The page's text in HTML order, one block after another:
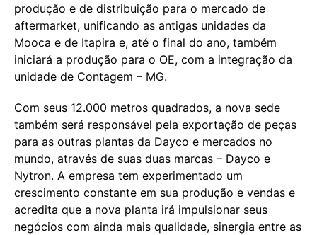
produção e de distribuição para o mercado de
aftermarket, unificando as antigas unidades da
Mooca e de Itapira e, até o final do ano, também
iniciará a produção para o OE, com a integração da
unidade de Contagem – MG.
Com seus 12.000 metros quadrados, a nova sede
também será responsável pela exportação de peças
para as outras plantas da Dayco e mercados no
mundo, através de suas duas marcas – Dayco e
Nytron. A empresa tem experimentado um
crescimento constante em sua produção e vendas e
acredita que a nova planta irá impulsionar seus
negócios com ainda mais qualidade, sinergia entre as